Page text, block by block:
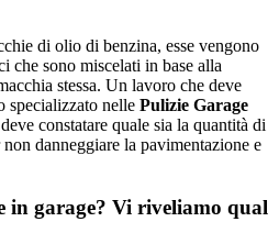
di olio di benzina, esse vengono
che sono miscelati in base alla
stessa. Un lavoro che deve
specializzato nelle Pulizie Garage
constatare quale sia la quantità di
danneggiare la pavimentazione e
in garage? Vi riveliamo qual